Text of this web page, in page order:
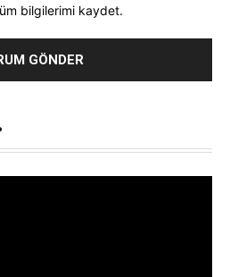
bilgilerimi kaydet.